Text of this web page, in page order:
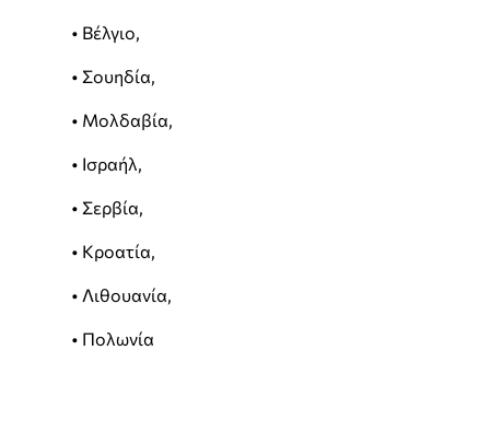
• Βέλγιο,
• Σουηδία,
• Μολδαβία,
• Ισραήλ,
• Σερβία,
• Κροατία,
• Λιθουανία,
• Πολωνία